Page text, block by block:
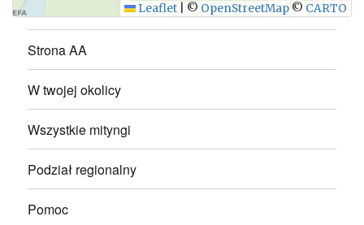
Leaflet © OpenStreetMap © CARTO
Strona AA
W twojej okolicy
Wszystkie mityngi
Podział regionalny
Pomoc